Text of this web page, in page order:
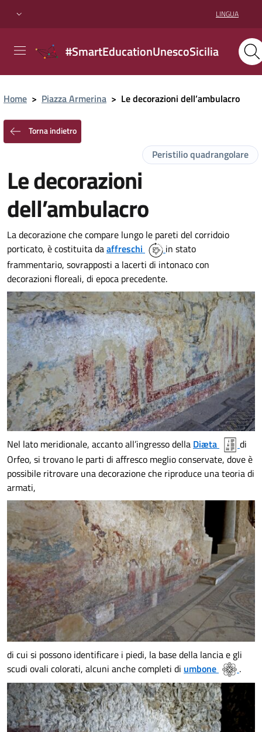
LINGUA
#SmartEducationUnescoSicilia
Home > Piazza Armerina > Le decorazioni dell’ambulacro
Torna indietro
Peristilio quadrangolare
Le decorazioni
dell’ambulacro
La decorazione che compare lungo le pareti del corridoio
porticato, è costituita daaffreschi
in stato
frammentario, sovrapposti a lacerti di intonaco con
decorazioni floreali, di epoca precedente.
Nel lato meridionale, accanto all’ingresso della Diæta
di
Orfeo, si trovano le parti di affresco meglio conservate, dove è
possibile ritrovare una decorazione che riproduce una teoria di
armati,
di cui si possono identificare i piedi, la base della lancia e gli
scudi ovali colorati, alcuni anche completi di umbone .